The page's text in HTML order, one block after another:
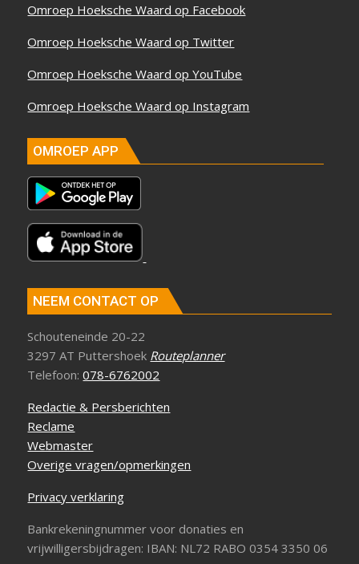
Omroep Hoeksche Waard op Facebook
Omroep Hoeksche Waard op Twitter
Omroep Hoeksche Waard op YouTube
Omroep Hoeksche Waard op Instagram
OMROEP APP
NEEM CONTACT OP
Schouteneinde 20-22
3297 AT Puttershoek Routeplanner
Telefoon:078-6762002
Redactie & Persberichten
Reclame
Webmaster
Overige vragen/opmerkingen
Privacy verklaring
Bankrekeningnummer voor donaties en
vrijwilligersbijdragen: IBAN: NL72 RABO 0354 3350 06